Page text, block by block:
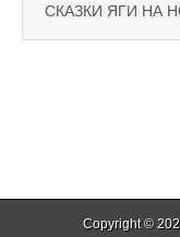
СКАЗКИ ЯГИ НА
Copyright ©